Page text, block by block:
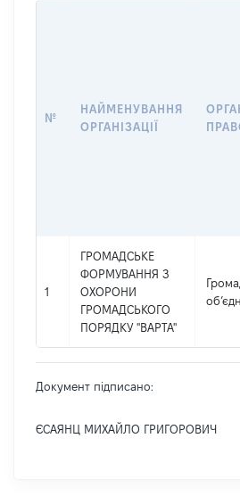
№
НАЙМЕНУВАННЯ
ОРГАНІЗАЦІЇ
1
ГРОМАДСЬКЕ
ФОРМУВАННЯ З
ОХОРОНИ
ГРОМАДСЬКОГО
ПОРЯДКУ "ВАРТА"
Документ підписано:
ЄСАЯНЦ МИХАЙЛО ГРИГОРОВИЧ